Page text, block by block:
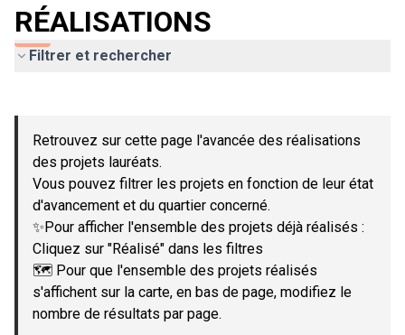
RÉALISATIONS
Filtrer et rechercher
−
Retrouvez sur cette page l'avancée des réalisations
des projets lauréats.
Vous pouvez filtrer les projets en fonction de leur état
d'avancement et du quartier concerné.
✨Pour afficher l'ensemble des projets déjà réalisés :
Cliquez sur "Réalisé" dans les filtres
🗺️ Pour que l'ensemble des projets réalisés
s'affichent sur la carte, en bas de page, modifiez le
nombre de résultats par page.